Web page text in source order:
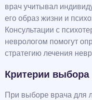
врач учитывал
его образ жизни и
Консультации с
неврологом помогут
стратегию лечения
Критерии выбора
При выборе врача для